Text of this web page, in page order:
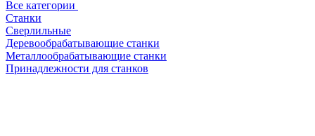
Все категории
Станки
Сверлильные
Деревообрабатывающие станки
Металлообрабатывающие станки
Принадлежности для станков